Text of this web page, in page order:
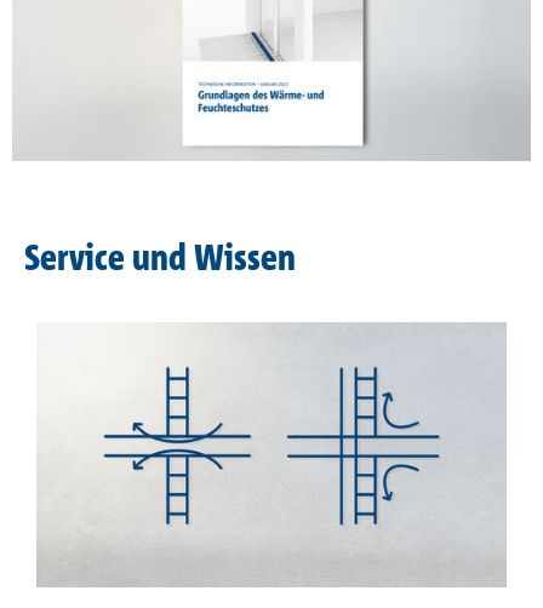
Service und Wissen